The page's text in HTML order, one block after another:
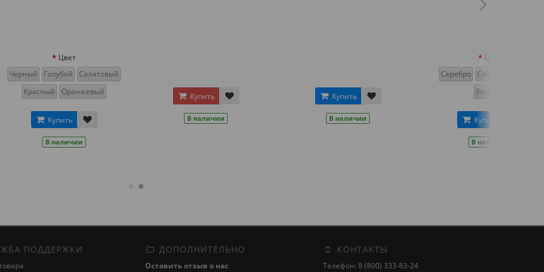
Салатовый
Красный
ПОДДЕРЖКИ ДОПОЛНИТЕЛЬНО
Оставить отзыв о нас
КОНТАКТЫ
Телефон: 8 (800) 333-83-24